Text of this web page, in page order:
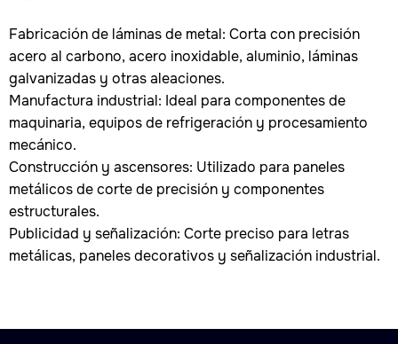
Fabricación de láminas de metal: Corta con precisión
acero al carbono, acero inoxidable, aluminio, láminas
galvanizadas y otras aleaciones.
Manufactura industrial: Ideal para componentes de
maquinaria, equipos de refrigeración y procesamiento
mecánico.
Construcción y ascensores: Utilizado para paneles
metálicos de corte de precisión y componentes
estructurales.
Publicidad y señalización: Corte preciso para letras
metálicas, paneles decorativos y señalización industrial.